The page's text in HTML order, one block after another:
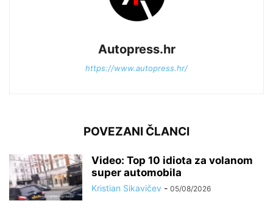
Autopress.hr
https://www.autopress.hr/
POVEZANI ČLANCI
Video: Top 10 idiota za volanom
super automobila
Kristian Sikavičev - 05/08/2026